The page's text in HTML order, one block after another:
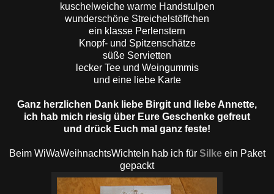
kuschelweiche warme Handstulpen
wunderschöne Streichelstöffchen
ein klasse Perlenstern
Knopf- und Spitzenschätze
süße Servietten
lecker Tee und Weingummis
und eine liebe Karte
Ganz herzlichen Dank liebe Birgit und liebe Annette,
ich hab mich riesig über Eure Geschenke gefreut
und drück Euch mal ganz feste!
Beim WiWaWeihnachtsWichteln hab ich für Silkeein Paket
gepackt